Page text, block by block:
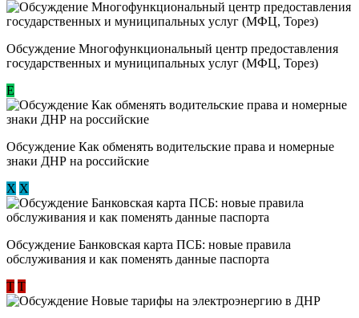
Обсуждение Многофункциональный центр предоставления
государственных и муниципальных услуг (МФЦ, Торез)
E
Обсуждение ​Как обменять водительские права и номерные
знаки ДНР на российские
Х Х
Обсуждение ​Банковская карта ПСБ: новые правила
обслуживания и как поменять данные паспорта
Т Т